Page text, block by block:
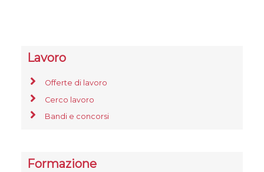
Lavoro
Offerte di lavoro
Cerco lavoro
Bandi e concorsi
Formazione